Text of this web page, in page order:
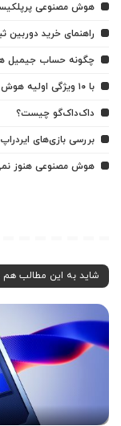
هوش مصنوعی
راهنمای خرید دوربین
چگونه حساب جیمیل
با ۱۰ ویژگی اولیه هوش اپل (Apple Intelligence) آشنا شوید
داک‌داک‌گو چیست؟
بررسی بازی‌های
هوش مصنوعی هنوز
شاید به این مطالب هم